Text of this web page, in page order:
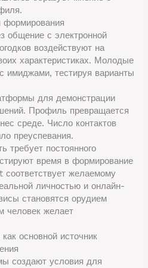
формирования
общение с электронной
воздействуют на
характеристиках. Молодые
имиджами, тестируя варианты
для демонстрации
Профиль превращается
среде. Число контактов
преуспевания.
требует постоянного
время в формирование
соответствует желаемому
личностью и онлайн-
становятся орудием
человек желает
основной источник
создают условия для